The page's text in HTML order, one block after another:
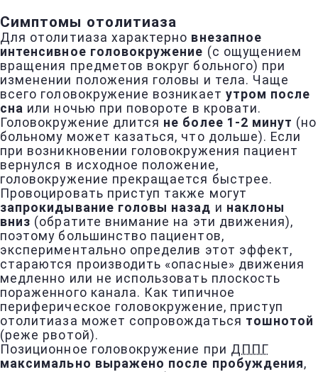
Симптомы отолитиаза
Для отолитиаза характерно внезапное
интенсивное головокружение (с ощущением
вращения предметов вокруг больного) при
изменении положения головы и тела. Чаще
всего головокружение возникает утром после
сна или ночью при повороте в кровати.
Головокружение длится не более 1-2 минут (но
больному может казаться, что дольше). Если
при возникновении головокружения пациент
вернулся в исходное положение,
головокружение прекращается быстрее.
Провоцировать приступ также могут
запрокидывание головы назад и наклоны
вниз (обратите внимание на эти движения),
поэтому большинство пациентов,
экспериментально определив этот эффект,
стараются производить «опасные» движения
медленно или не использовать плоскость
пораженного канала. Как типичное
периферическое головокружение, приступ
отолитиаза может сопровождаться тошнотой
(реже рвотой).
Позиционное головокружение при ДППГ
максимально выражено после пробуждения,